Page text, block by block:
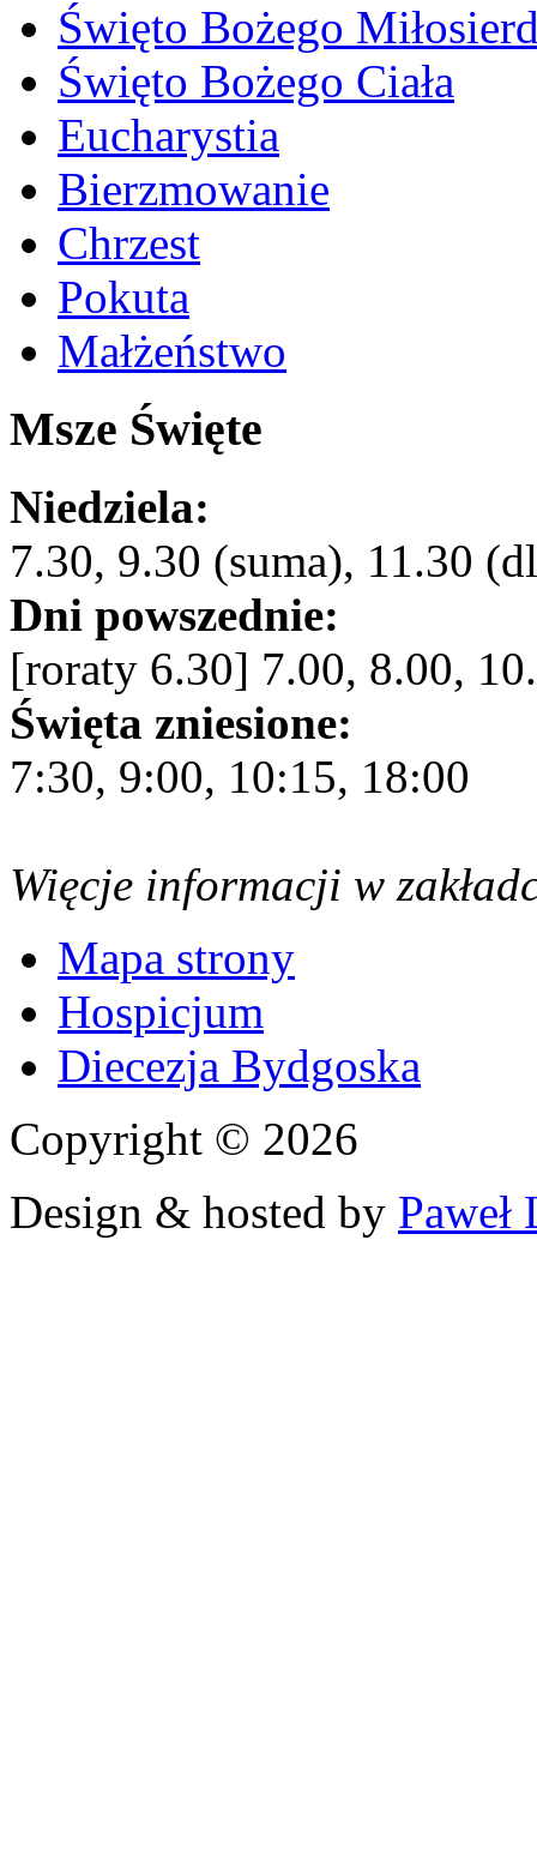
Święto Bożego
Święto Bożego Ciała
Eucharystia
Bierzmowanie
Chrzest
Pokuta
Małżeństwo
Msze Święte
Niedziela:
7.30, 9.30 (suma), 11.30
Dni powszednie:
[roraty 6.30] 7.00, 8.00,
Święta zniesione:
7:30, 9:00, 10:15, 18:00
Więcje informacji w
Mapa strony
Hospicjum
Diecezja Bydgoska
Copyright © 2026
Design & hosted by